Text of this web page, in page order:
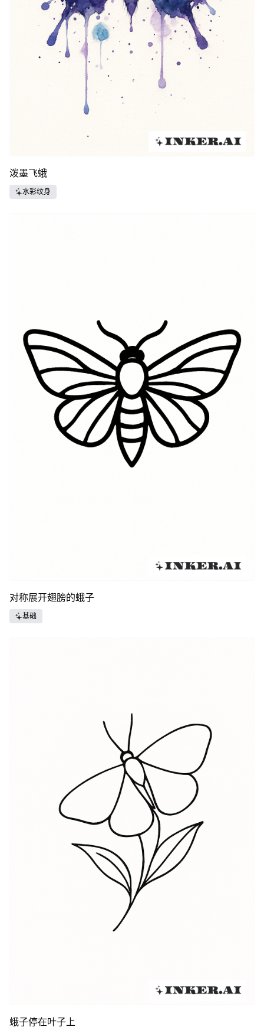
泼墨飞蛾
水彩纹身
对称展开翅膀的蛾子
基础
蛾子停在叶子上